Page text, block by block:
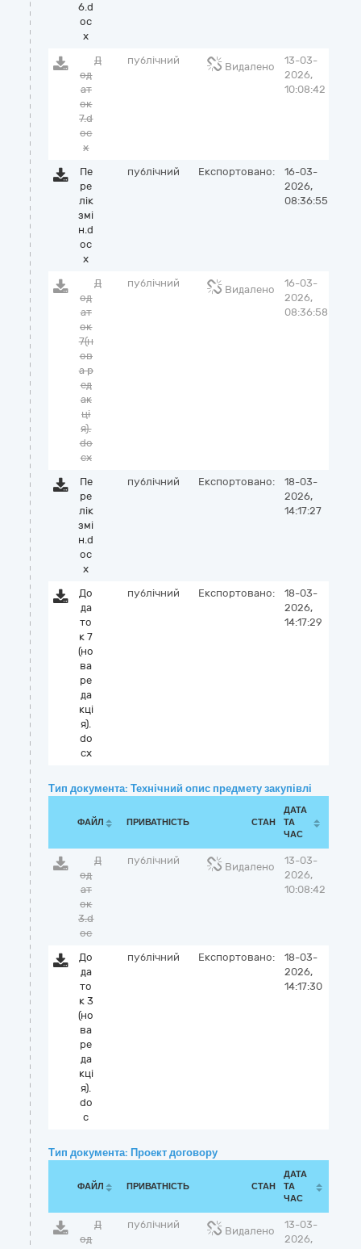
6.d
oc
x
Д
од
ат
ок
7.d
oc
x
публічний
Видалено
13-03-
2026,
10:08:42
Пе
ре
лік
змі
н.d
oc
x
публічний Експортовано:
16-03-
2026,
08:36:55
Д
од
ат
ок
7(н
ов
а р
ед
ак
ці
я).
do
cx
публічний
Видалено
16-03-
2026,
08:36:58
Пе
ре
лік
змі
н.d
oc
x
публічний Експортовано:
18-03-
2026,
14:17:27
До
да
то
к 7
(но
ва
ре
да
кці
я).
do
cx
публічний Експортовано:
18-03-
2026,
14:17:29
Тип документа: Технічний опис предмету закупівлі
ФАЙЛ ПРИВАТНІСТЬ СТАН
ДАТА
ТА
ЧАС
Д
од
ат
ок
3.d
oc
публічний
Видалено
13-03-
2026,
10:08:42
До
да
то
к 3
(но
ва
ре
да
кці
я).
do
c
публічний Експортовано:
18-03-
2026,
14:17:30
Тип документа: Проект договору
ФАЙЛ ПРИВАТНІСТЬ СТАН
ДАТА
ТА
ЧАС
Д
од
публічний
Видалено
13-03-
2026,